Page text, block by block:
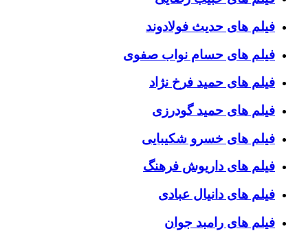
فیلم های حدیث فولادوند
فیلم های حسام نواب صفوی
فیلم های حمید فرخ نژاد
فیلم های حمید گودرزی
فیلم های خسرو شکیبایی
فیلم های داریوش فرهنگ
فیلم های دانیال عبادی
فیلم های رامبد جوان